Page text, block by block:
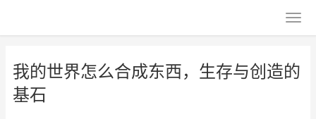
我的世界怎么合成东西，生存与创造的
基石